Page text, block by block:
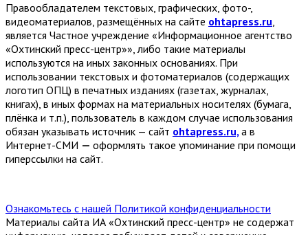
Правообладателем текстовых, графических, фото-,
видеоматериалов, размещённых на сайте ohtapress.ru,
является Частное учреждение «Информационное агентство
«Охтинский пресс-центр»», либо такие материалы
используются на иных законных основаниях. При
использовании текстовых и фотоматериалов (содержащих
логотип ОПЦ) в печатных изданиях (газетах, журналах,
книгах), в иных формах на материальных носителях (бумага,
плёнка и т.п.), пользователь в каждом случае использования
обязан указывать источник — сайт ohtapress.ru, а в
Интернет-СМИ — оформлять такое упоминание при помощи
гиперссылки на сайт.
Ознакомьтесь с нашей Политикой конфиденциальности
Материалы сайта ИА «Охтинский пресс-центр» не содержат